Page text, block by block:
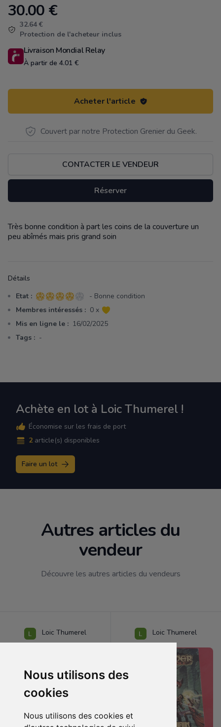
Nous utilisons des
cookies
Nous utilisons des cookies et
Product information
30.00 €
32.64 €
Protection de l'acheteur inclus
Livraison Mondial Relay
À partir de 4.01 €
Acheter l'article
Couvert par notre Protection Grenier du Geek.
CONTACTER LE VENDEUR
Réserver
Description
Très bonne condition à part les coins de la couverture un
peu abîmés mais pris grand soin
Détails
Etat : 4 sur 5 étoiles
- Bonne condition
Membres intéressés : 0 x
Mis en ligne le : 16/02/2025
Tags : -
Achète en lot à Loic Thumerel !
Économise sur les frais de port
2 article(s) disponibles
Faire un lot
Autres articles du
vendeur
Découvre les autres articles du vendeurs
Loic Thumerel Loic Thumerel